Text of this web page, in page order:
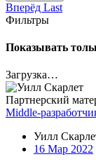
Вперёд Last
Фильтры
Показывать
Загрузка…
Партнерский
Middle-
Уилл
16 Мар 2022